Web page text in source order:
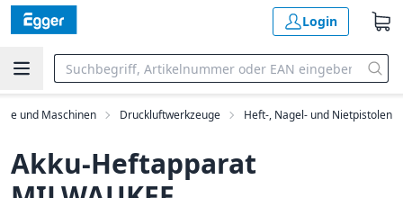
Login
und Maschinen Druckluftwerkzeuge Heft-, Nagel- und Nietpistolen
Akku-Heftapparat